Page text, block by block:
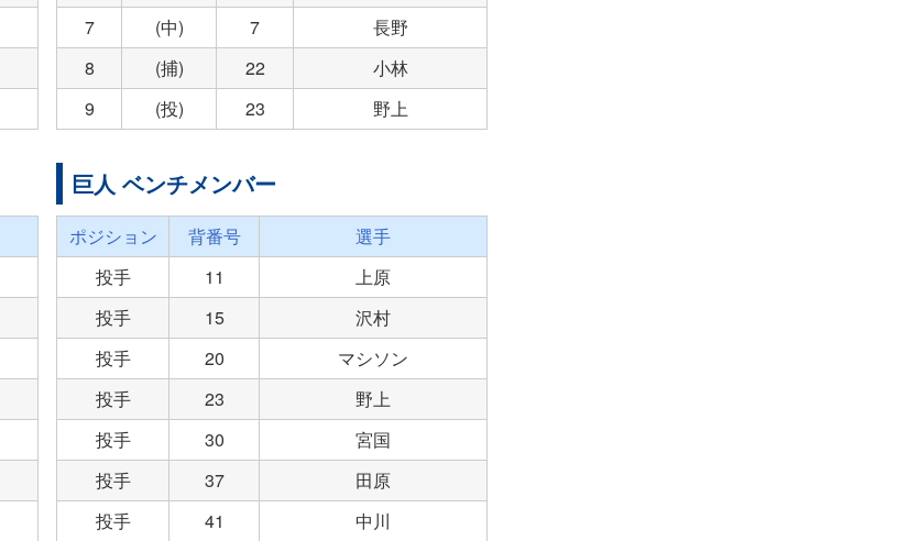
7
(中) 7
長野
8
(捕) 22
小林
9
(投) 23 野上
巨人 ベンチメンバー
ポジション 背番号
選手
投手
11
上原
投手
15
沢村
投手
20
マシソン
投手
23
野上
投手
30
宮国
投手
37
田原
投手
41
中川